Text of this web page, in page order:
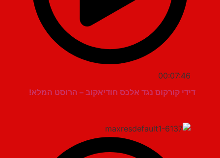
00:07:46
דידי קורקוס נגד אלכס חודיאקוב – הרוסט המלא!